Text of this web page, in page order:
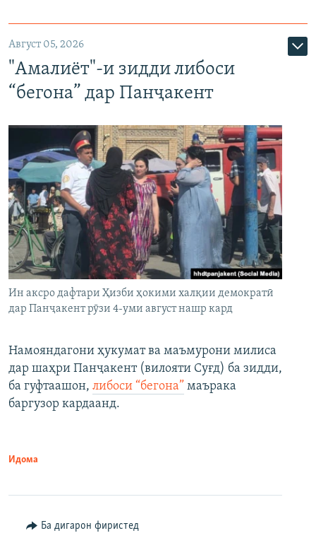
Август 05, 2026
"Амалиёт"-и зидди либоси
“бегона” дар Панҷакент
Ин аксро дафтари Ҳизби ҳокими халқии демократӣ
дар Панҷакент рӯзи 4-уми август нашр кард
Намояндагони ҳукумат ва маъмурони милиса
дар шаҳри Панҷакент (вилояти Суғд) ба зидди,
ба гуфтаашон, либоси “бегона” маърака
баргузор кардаанд.
Идома
Ба дигарон фиристед